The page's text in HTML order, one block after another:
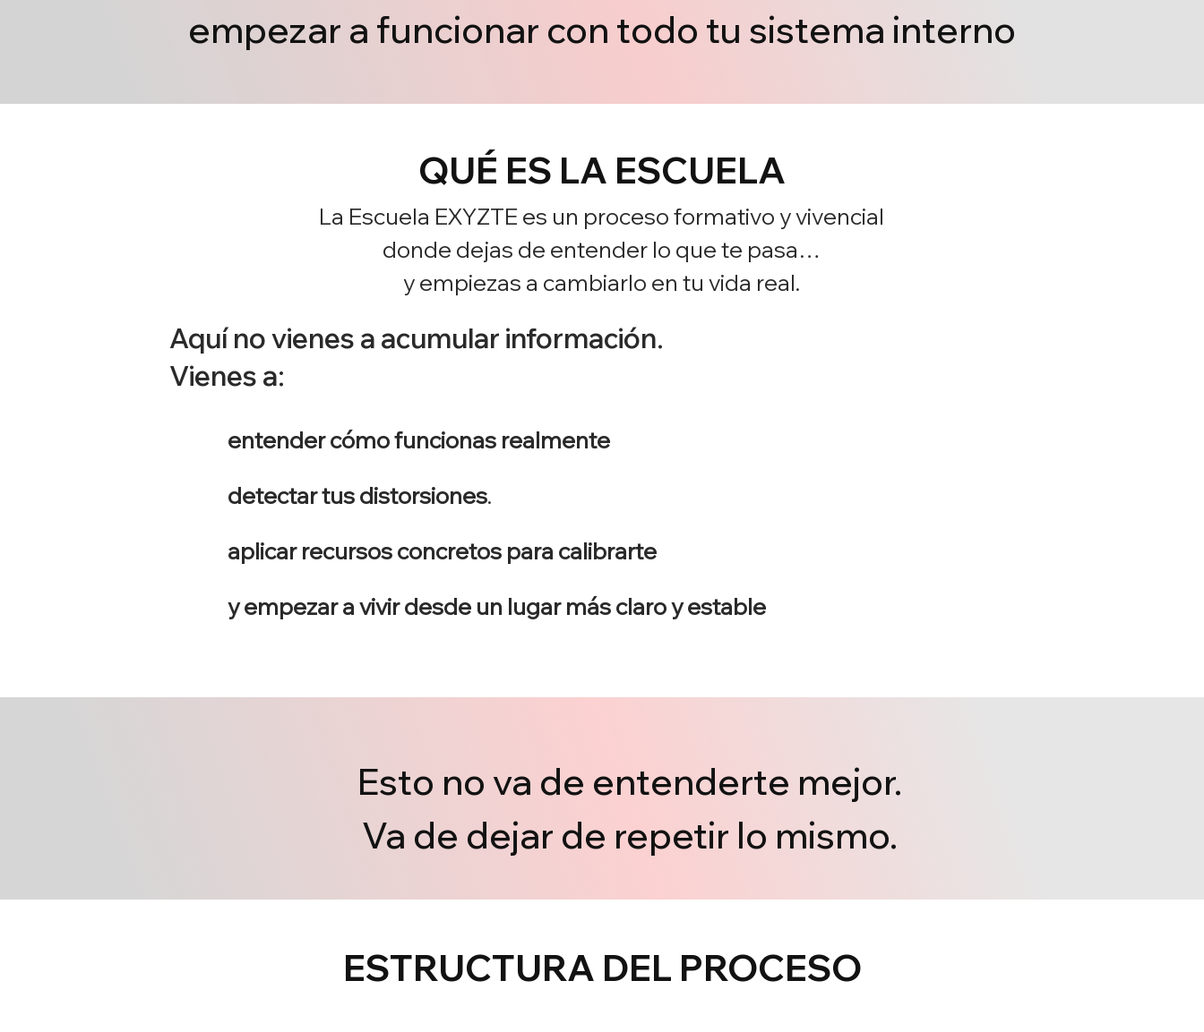
empezar a funcionar con todo tu sistema interno
QUÉ ES LA ESCUELA
La Escuela EXYZTE es un proceso formativo y vivencial
donde dejas de entender lo que te pasa…
y empiezas a cambiarlo en tu vida real.
Aquí no vienes a acumular información.
Vienes a:
entender cómo funcionas realmente
detectar tus distorsiones.
aplicar recursos concretos para calibrarte
y empezar a vivir desde un lugar más claro y estable
Esto no va de entenderte mejor.
Va de dejar de repetir lo mismo.
ESTRUCTURA DEL PROCESO